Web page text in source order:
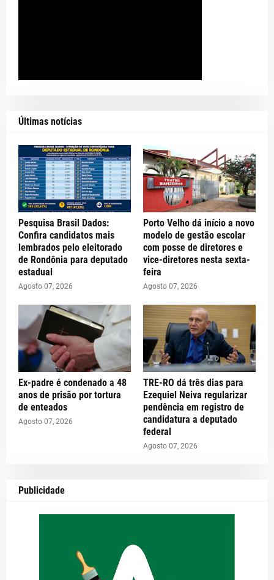
Últimas notícias
Pesquisa Brasil Dados:
Confira candidatos mais
lembrados pelo eleitorado
de Rondônia para deputado
estadual
Agosto 07, 2026
Porto Velho dá início a novo
modelo de gestão escolar
com posse de diretores e
vice-diretores nesta sexta-
feira
Agosto 07, 2026
Ex-padre é condenado a 48
anos de prisão por tortura
de enteados
Agosto 07, 2026
TRE-RO dá três dias para
Ezequiel Neiva regularizar
pendência em registro de
candidatura a deputado
federal
Agosto 07, 2026
Publicidade